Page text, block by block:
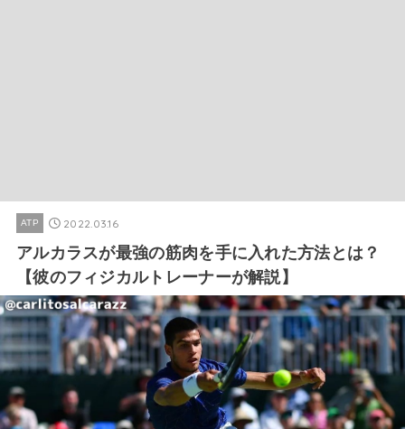
ATP 2022.03.16
アルカラスが最強の筋肉を手に入れた方法とは？
【彼のフィジカルトレーナーが解説】